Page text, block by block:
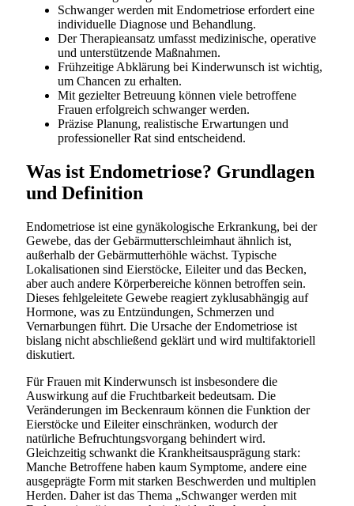
Schwanger werden mit Endometriose erfordert eine
individuelle Diagnose und Behandlung.
Der Therapieansatz umfasst medizinische, operative
und unterstützende Maßnahmen.
Frühzeitige Abklärung bei Kinderwunsch ist wichtig,
um Chancen zu erhalten.
Mit gezielter Betreuung können viele betroffene
Frauen erfolgreich schwanger werden.
Präzise Planung, realistische Erwartungen und
professioneller Rat sind entscheidend.
Was ist Endometriose? Grundlagen
und Definition
Endometriose ist eine gynäkologische Erkrankung, bei der
Gewebe, das der Gebärmutterschleimhaut ähnlich ist,
außerhalb der Gebärmutterhöhle wächst. Typische
Lokalisationen sind Eierstöcke, Eileiter und das Becken,
aber auch andere Körperbereiche können betroffen sein.
Dieses fehlgeleitete Gewebe reagiert zyklusabhängig auf
Hormone, was zu Entzündungen, Schmerzen und
Vernarbungen führt. Die Ursache der Endometriose ist
bislang nicht abschließend geklärt und wird multifaktoriell
diskutiert.
Für Frauen mit Kinderwunsch ist insbesondere die
Auswirkung auf die Fruchtbarkeit bedeutsam. Die
Veränderungen im Beckenraum können die Funktion der
Eierstöcke und Eileiter einschränken, wodurch der
natürliche Befruchtungsvorgang behindert wird.
Gleichzeitig schwankt die Krankheitsausprägung stark:
Manche Betroffene haben kaum Symptome, andere eine
ausgeprägte Form mit starken Beschwerden und multiplen
Herden. Daher ist das Thema „Schwanger werden mit